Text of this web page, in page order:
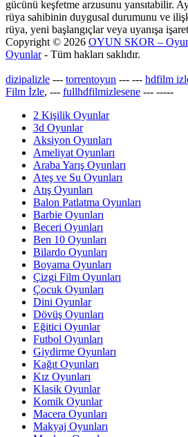
gücünü keşfetme arzusunu yansıtabilir.
rüya sahibinin duygusal durumunu ve
rüya, yeni başlangıçlar veya uyanışa
Copyright © 2026 OYUN SKOR –
Oyunlar- Tüm hakları saklıdır.
dizipalizle --- torrentoyun --- --- hdfilm
Film İzle, --- fullhdfilmizlesene --- -----
2 Kişilik Oyunlar
3d Oyunlar
Aksiyon Oyunları
Ameliyat Oyunları
Araba Yarış Oyunları
Ateş ve Su Oyunları
Atış Oyunları
Balon Patlatma Oyunları
Barbie Oyunları
Beceri Oyunları
Ben 10 Oyunları
Bilardo Oyunları
Boyama Oyunları
Çizgi Film Oyunları
Çocuk Oyunları
Dini Oyunlar
Dövüş Oyunları
Eğitici Oyunlar
Futbol Oyunları
Giydirme Oyunları
Kağıt Oyunları
Kız Oyunları
Klasik Oyunlar
Komik Oyunlar
Macera Oyunları
Makyaj Oyunları